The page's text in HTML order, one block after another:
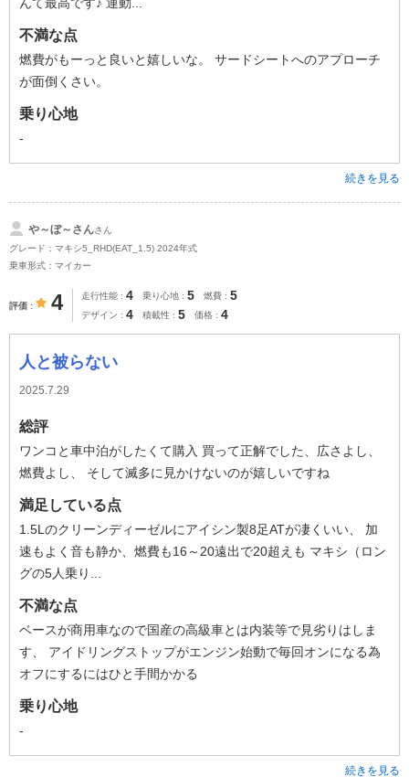
不満な点
燃費がもーっと良いと嬉しいな。 サードシートへのアプローチ
が面倒くさい。
乗り心地
-
続きを見る
や～ぼ～さんさん
グレード：マキシ5_RHD(EAT_1.5) 2024年式
乗車形式：マイカー
評価 4 走行性能 4 乗り心地 5 燃費 5
デザイン 4 積載性 5 価格 4
人と被らない
2025.7.29
総評
ワンコと車中泊がしたくて購入 買って正解でした、広さよし、
燃費よし、 そして滅多に見かけないのが嬉しいですね
満足している点
1.5Lのクリーンディーゼルにアイシン製8足ATが凄くいい、 加
速もよく音も静か、燃費も16～20遠出で20超えも マキシ（ロン
グの5人乗り...
不満な点
ベースが商用車なので国産の高級車とは内装等で見劣りはしま
す、 アイドリングストップがエンジン始動で毎回オンになる為
オフにするにはひと手間かかる
乗り心地
-
続きを見る